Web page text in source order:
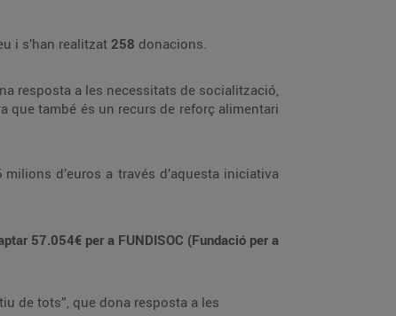
i s’han realitzat 258 donacions.
resposta a les necessitats de socialització,
que també és un recurs de reforç alimentari
d’euros a través d’aquesta iniciativa
57.054€ per a FUNDISOC (Fundació per a
de tots”, que dona resposta a les